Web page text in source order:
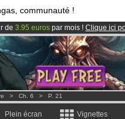
communauté !
de 3.95 euros par mois ! Clique ici
BDs & Mangas!
lancé
> Ch. 6 > P. 21
Plein écran Vignettes